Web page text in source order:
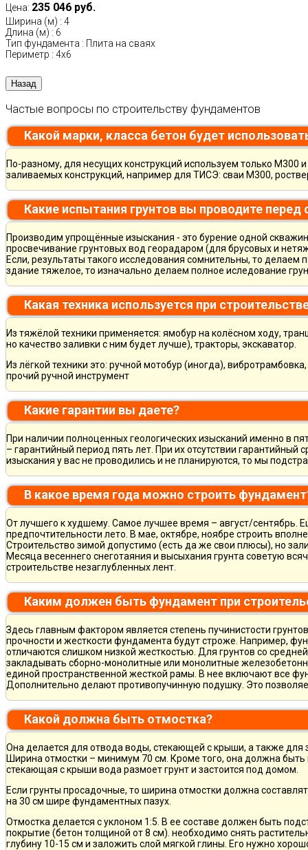
Цена: 235 046 руб.
Ширина (м) : 4
Длина (м) : 6
Тип фундамента : Плита на сваях
Периметр : 4х6
Частые вопросы по строительству фундаментов
Какой марки, класса бетон будет
По-разному, для несущих конструкций используем только М300
заливаемых конструкций, например для ТИСЭ: сваи М300,
Какие испытания грунтов вы проводите перед
Производим упрощённые изыскания - это бурение одной
просвечивание грунтовых вод георадаром (для брусовых и
Если, результаты такого исследования сомнительны, то
здание тяжелое, то изначально делаем полное иследование
Какая техника используется при
Из тяжёлой техники применяется: ямобур на колёсном ходу,
но качество заливки с ним будет лучше), тракторы, экскаватор.
Из лёгкой техники это: ручной мотобур (иногда),
прочий ручной инструмент
Какие гарантии вы даете?
При наличии полноценных геологических изысканий именно в
– гарантийный период пять лет. При их отсутствии гарантийный
изыскания у вас не проводились и не планируются, то мы
В какое время года можно строить
От лучшего к худшему. Самое лучшее время – август/сентябрь.
предпочтительности лето. В мае, октябре, ноябре строить
Строительство зимой допустимо (есть да же свои плюсы), но
Месяца весеннего снеготаяния и высыхания грунта советую
строительстве незаглубленных лент.
Каким должен быть фундамент при
Здесь главным фактором является степень пучинистости
прочности и жесткости фундамента будут строже. Например,
отличаются слишком низкой жесткостью. Для грунтов со
закладывать сборно-монолитные или монолитные
единой пространственной жесткой рамы. В нее включают все
Дополнительно делают противопучинную подушку. Это
Какой должна быть отмостка?
Она делается для отвода воды, стекающей с крыши, а также для
Ширина отмостки – минимум 70 см. Кроме того, она должна быть
стекающая с крыши вода размоет грунт и застоится под домом.
Если грунты просадочные, то ширина отмостки должна
на 30 см шире фундаментных пазух.
Отмостка делается с уклоном 1:5. В ее составе должен быть
покрытие (бетон толщиной от 8 см). необходимо снять
глубину 10-15 см и заложить слой мягкой глины. Его нужно